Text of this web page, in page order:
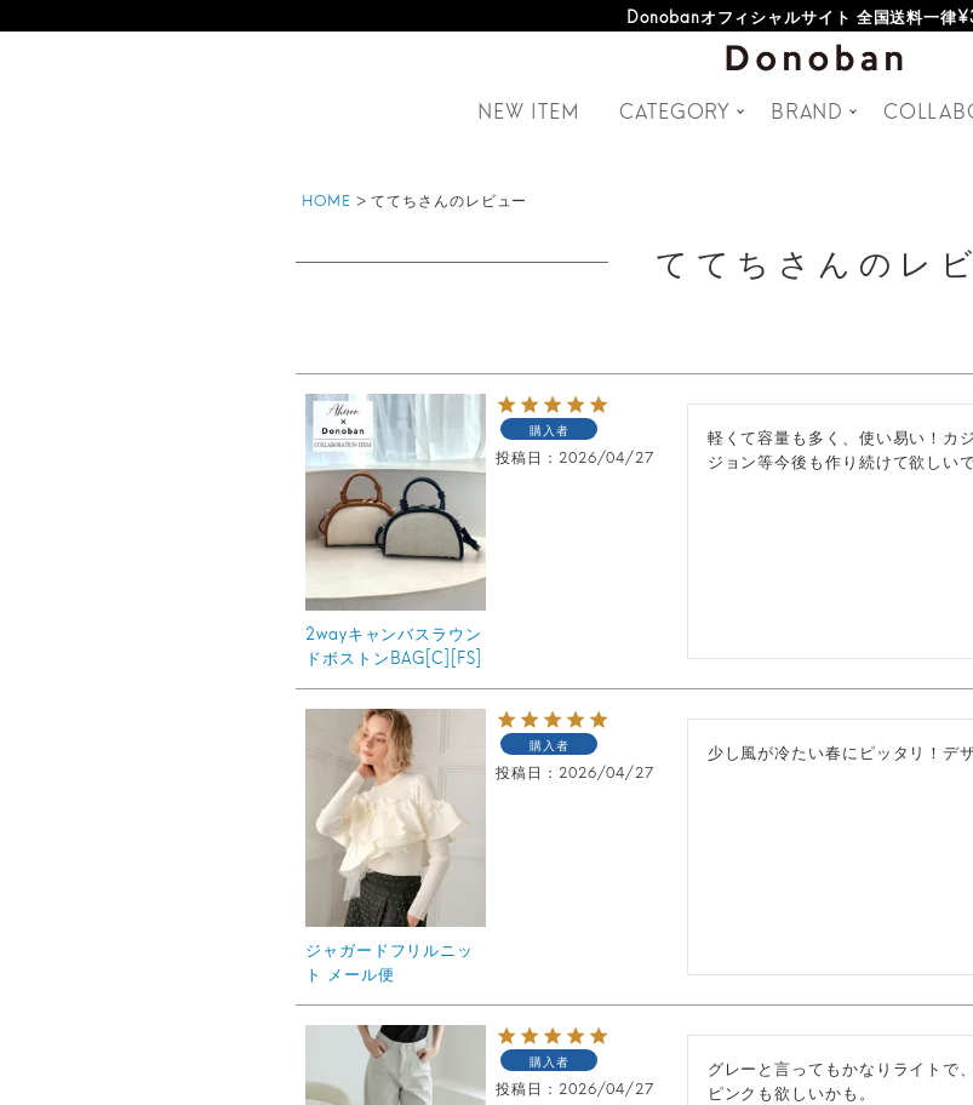
Donobanオフィシャルサイト 全国送料一律
NEW ITEM CATEGORY BRAND
HOME ててちさんのレビュー
ててちさんのレ
2wayキャンバスラウン
ドボストンBAG[C][FS]
購入者
投稿日 2026/04/27
軽くて容量も多く、使い易い！カ
ジョン等今後も作り続けて欲しいで
ジャガードフリルニッ
ト メール便
購入者
投稿日 2026/04/27
少し風が冷たい春にピッタリ！デ
購入者
投稿日 2026/04/27
グレーと言ってもかなりライトで
ピンクも欲しいかも。